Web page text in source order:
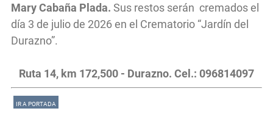
Mary Cabaña Plada. Sus restos serán cremados el
día 3 de julio de 2026 en el Crematorio “Jardín del
Durazno”.
Ruta 14, km 172,500 - Durazno. Cel.: 096814097
IR A PORTADA